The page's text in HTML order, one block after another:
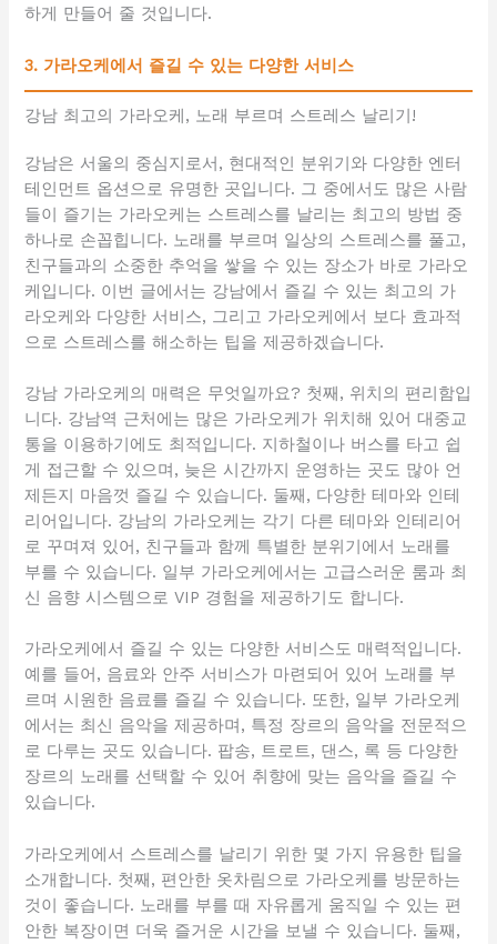
하게 만들어 줄 것입니다.
3. 가라오케에서 즐길 수 있는 다양한 서비스
강남 최고의 가라오케, 노래 부르며 스트레스 날리기!
강남은 서울의 중심지로서, 현대적인 분위기와 다양한 엔터
테인먼트 옵션으로 유명한 곳입니다. 그 중에서도 많은 사람
들이 즐기는 가라오케는 스트레스를 날리는 최고의 방법 중
하나로 손꼽힙니다. 노래를 부르며 일상의 스트레스를 풀고,
친구들과의 소중한 추억을 쌓을 수 있는 장소가 바로 가라오
케입니다. 이번 글에서는 강남에서 즐길 수 있는 최고의 가
라오케와 다양한 서비스, 그리고 가라오케에서 보다 효과적
으로 스트레스를 해소하는 팁을 제공하겠습니다.
강남 가라오케의 매력은 무엇일까요? 첫째, 위치의 편리함입
니다. 강남역 근처에는 많은 가라오케가 위치해 있어 대중교
통을 이용하기에도 최적입니다. 지하철이나 버스를 타고 쉽
게 접근할 수 있으며, 늦은 시간까지 운영하는 곳도 많아 언
제든지 마음껏 즐길 수 있습니다. 둘째, 다양한 테마와 인테
리어입니다. 강남의 가라오케는 각기 다른 테마와 인테리어
로 꾸며져 있어, 친구들과 함께 특별한 분위기에서 노래를
부를 수 있습니다. 일부 가라오케에서는 고급스러운 룸과 최
신 음향 시스템으로 VIP 경험을 제공하기도 합니다.
가라오케에서 즐길 수 있는 다양한 서비스도 매력적입니다.
예를 들어, 음료와 안주 서비스가 마련되어 있어 노래를 부
르며 시원한 음료를 즐길 수 있습니다. 또한, 일부 가라오케
에서는 최신 음악을 제공하며, 특정 장르의 음악을 전문적으
로 다루는 곳도 있습니다. 팝송, 트로트, 댄스, 록 등 다양한
장르의 노래를 선택할 수 있어 취향에 맞는 음악을 즐길 수
있습니다.
가라오케에서 스트레스를 날리기 위한 몇 가지 유용한 팁을
소개합니다. 첫째, 편안한 옷차림으로 가라오케를 방문하는
것이 좋습니다. 노래를 부를 때 자유롭게 움직일 수 있는 편
안한 복장이면 더욱 즐거운 시간을 보낼 수 있습니다. 둘째,